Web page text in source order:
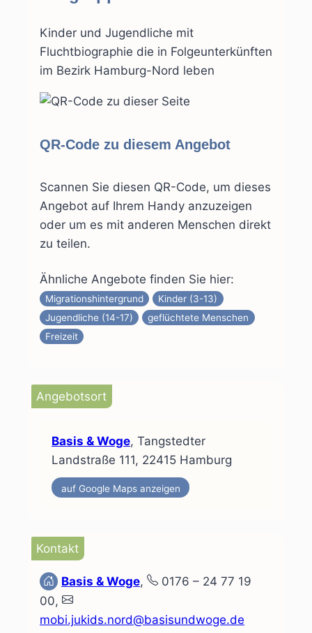
Kinder und Jugendliche mit
Fluchtbiographie die in Folgeunterkünften
im Bezirk Hamburg-Nord leben
QR-Code zu diesem Angebot
Scannen Sie diesen QR-Code, um dieses
Angebot auf Ihrem Handy anzuzeigen
oder um es mit anderen Menschen direkt
zu teilen.
Ähnliche Angebote finden Sie hier:
Migrationshintergrund
Kinder (3-13)
Jugendliche (14-17)
geflüchtete Menschen
Freizeit
Angebotsort
Basis & Woge, Tangstedter
Landstraße 111, 22415 Hamburg
auf Google Maps anzeigen
Kontakt
Basis & Woge,
0176 – 24 77 19
00,
mobi.jukids.nord@basisundwoge.de